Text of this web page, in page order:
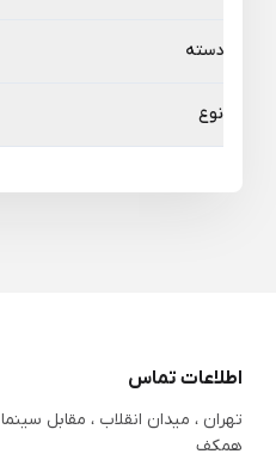
دسته
نوع
اطلاعات تماس
تهران ، میدان انقلاب ، مقابل
همکف